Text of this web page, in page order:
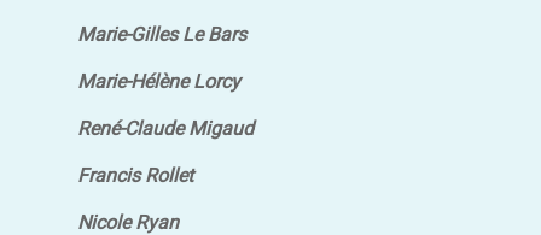
Marie-Gilles Le Bars
Marie-Hélène Lorcy
René-Claude Migaud
Francis Rollet
Nicole Ryan